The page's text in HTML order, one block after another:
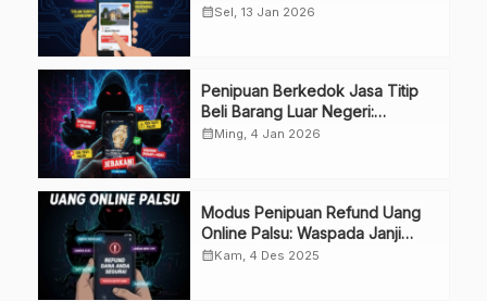
Tidak Terkecoh
calendar_monthSel, 13 Jan 2026
Penipuan Berkedok Jasa Titip
Beli Barang Luar Negeri:
Waspada Impian Belanja Impor
calendar_monthMing, 4 Jan 2026
Modus Penipuan Refund Uang
Online Palsu: Waspada Janji
Uang Kembali
calendar_monthKam, 4 Des 2025